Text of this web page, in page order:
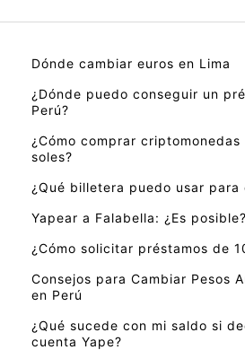
Dónde cambiar euros en Lima
¿Dónde puedo conseguir un
Perú?
¿Cómo comprar
soles?
¿Qué billetera puedo usar para
Yapear a Falabella: ¿Es posible?
¿Cómo solicitar préstamos de
Consejos para Cambiar Pesos
en Perú
¿Qué sucede con mi saldo si
cuenta Yape?